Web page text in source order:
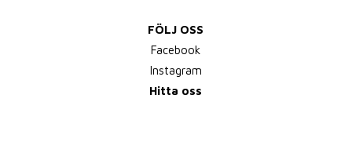
FÖLJ OSS
Facebook
Instagram
Hitta oss